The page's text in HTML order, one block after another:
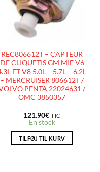
REC806612T – CAPTEUR
DE CLIQUETIS GM MIE V6
ET V8 5.0L – 5.7L – 6.2L
– MERCRUISER 806612T /
PENTA 22024631 /
OMC 3850357
121.90€ TTC
En stock
TILFØJ TIL KURV